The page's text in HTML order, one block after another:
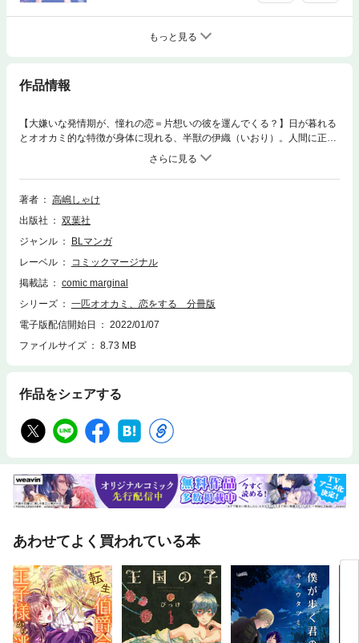
もっと見る
作品情報
【大嫌いな発情期が、憧れの恋＝片想いの彼を運んでくる？】日が暮れる
とオオカミ的な特徴が身体に現れる、半獣の伊織（いおり）。人間に正体
を隠して生活しながらも、早朝の電車で見かける美しい青年に、恋に似た
想いを抱いていた。この身体でいる限り、誰かに愛されることなんて一生
ない――そう諦めていたある日、伊織は突然の発情期により駅で倒れ込ん
でしまう。助けてくれたのは、憧れの男の子。熱に浮かされた伊織は、介
【孤独な美青年×臆病なオオカミの半獣】本当の恋を知らない二人が織り
なす両片想いBL。
著者
高嶋しゃけ
出版社
双葉社
ジャンル
BLマンガ
レーベル
コミックマージナル
掲載誌
comic marginal
シリーズ
一匹オオカミ、恋をする 分冊版
電子版配信開始日
2022/01/07
ファイルサイズ
8.73 MB
作品をシェアする
あわせてよく買われている本